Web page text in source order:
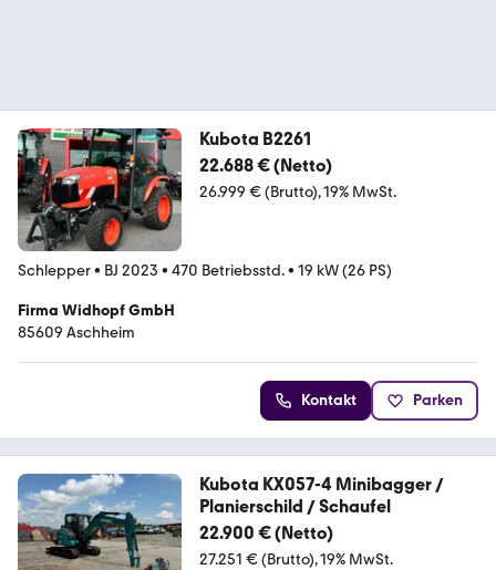
Kubota B2261
22.688 € (Netto)
26.999 € (Brutto) 19% MwSt.
Schlepper• BJ 2023 • 470 Betriebsstd.• 19 kW (26 PS)
Firma Widhopf GmbH
85609 Aschheim
Kontakt Parken
Kubota KX057-4 Minibagger /
Planierschild / Schaufel
22.900 € (Netto)
27.251 € (Brutto) 19% MwSt.